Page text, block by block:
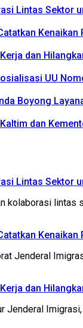
Lintas Sektor
dan
UU
Boyong
dan
Lintas Sektor
kolaborasi
Jenderal
dan
Jenderal